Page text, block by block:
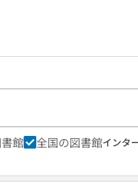
館 全国の図書館インタ